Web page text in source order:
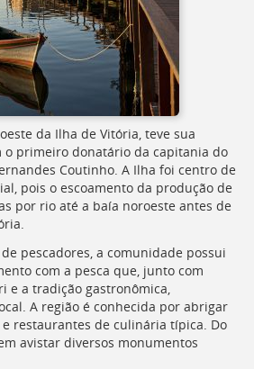
da Ilha de Vitória, teve sua
o primeiro donatário da capitania do
Coutinho. A Ilha foi centro de
pois o escoamento da produção de
por rio até a baía noroeste antes de
pescadores, a comunidade possui
com a pesca que, junto com
e a tradição gastronômica,
A região é conhecida por abrigar
restaurantes de culinária típica. Do
avistar diversos monumentos